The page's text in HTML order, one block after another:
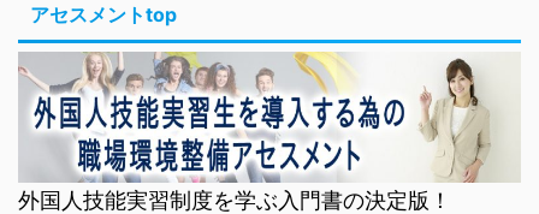
アセスメントtop
外国人技能実習制度を学ぶ入門書の決定版！